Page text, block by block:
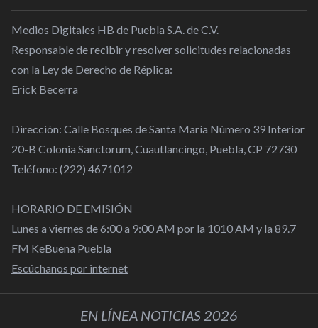
Medios Digitales HB de Puebla S.A. de C.V.
Responsable de recibir y resolver solicitudes relacionadas
con la Ley de Derecho de Réplica:
Erick Becerra
Dirección: Calle Bosques de Santa María Número 39 Interior
20-B Colonia Sanctorum, Cuautlancingo, Puebla, CP 72730
Teléfono: (222) 4671012
HORARIO DE EMISIÓN
Lunes a viernes de 6:00 a 9:00 AM por la 1010 AM y la 89.7
FM KeBuena Puebla
Escúchanos por internet
EN LÍNEA NOTICIAS 2026